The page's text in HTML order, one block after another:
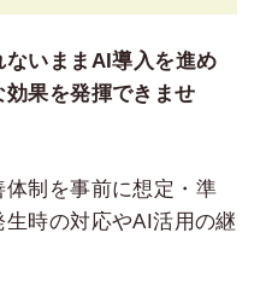
いままAI導入を進め
果を発揮できませ
体制を事前に想定・準
時の対応やAI活用の継